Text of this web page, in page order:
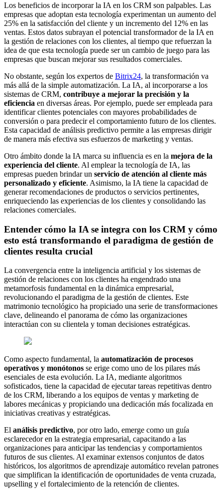
Los beneficios de incorporar la IA en los CRM son palpables. Las
empresas que adoptan esta tecnología experimentan un aumento del
25% en la satisfacción del cliente y un incremento del 12% en las
ventas. Estos datos subrayan el potencial transformador de la IA en
la gestión de relaciones con los clientes, al tiempo que refuerzan la
idea de que esta tecnología puede ser un cambio de juego para las
empresas que buscan mejorar sus resultados comerciales.
No obstante, según los expertos de Bitrix24, la transformación va
más allá de la simple automatización. La IA, al incorporarse a los
sistemas de CRM, contribuye a mejorar la precisión y la
eficiencia en diversas áreas. Por ejemplo, puede ser empleada para
identificar clientes potenciales con mayores probabilidades de
conversión o para predecir el comportamiento futuro de los clientes.
Esta capacidad de análisis predictivo permite a las empresas dirigir
de manera más efectiva sus esfuerzos de marketing y ventas.
Otro ámbito donde la IA marca su influencia es en la mejora de la
experiencia del cliente. Al emplear la tecnología de IA, las
empresas pueden brindar un servicio de atención al cliente más
personalizado y eficiente. Asimismo, la IA tiene la capacidad de
generar recomendaciones de productos o servicios pertinentes,
enriqueciendo las experiencias de los clientes y consolidando las
relaciones comerciales.
Entender cómo la IA se integra con los CRM y cómo
esto está transformando el paradigma de gestión de
clientes resulta crucial
La convergencia entre la inteligencia artificial y los sistemas de
gestión de relaciones con los clientes ha engendrado una
metamorfosis fundamental en la dinámica empresarial,
revolucionando el paradigma de la gestión de clientes. Este
matrimonio tecnológico ha propiciado una serie de transformaciones
clave, delineando el panorama de cómo las organizaciones
interactúan con su clientela y toman decisiones estratégicas.
Como aspecto fundamental, la automatización de procesos
operativos y monótonos se erige como uno de los pilares más
esenciales de esta evolución. La IA, mediante algoritmos
sofisticados, tiene la capacidad de ejecutar tareas repetitivas dentro
de los CRM, liberando a los equipos de ventas y marketing de
labores mecánicas y propiciando una dedicación más focalizada en
iniciativas creativas y estratégicas.
El análisis predictivo, por otro lado, emerge como un guía
esclarecedor en la estrategia empresarial, capacitando a las
organizaciones para anticipar las tendencias y comportamientos
futuros de sus clientes. Al examinar extensos conjuntos de datos
históricos, los algoritmos de aprendizaje automático revelan patrones
que simplifican la identificación de oportunidades de venta cruzada,
upselling y el fortalecimiento de la retención de clientes.